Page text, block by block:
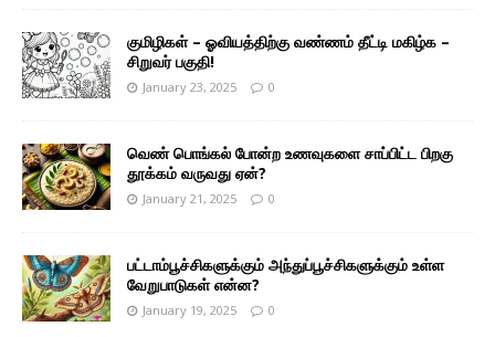
குமிழிகள் – ஓவியத்திற்கு வண்ணம் தீட்டி மகிழ்க –
சிறுவர் பகுதி!
January 23, 2025 0
வெண் பொங்கல் போன்ற உணவுகளை சாப்பிட்ட பிறகு
தூக்கம் வருவது ஏன்?
January 21, 2025 0
பட்டாம்பூச்சிகளுக்கும் அந்துப்பூச்சிகளுக்கும் உள்ள
வேறுபாடுகள் என்ன?
January 19, 2025 0